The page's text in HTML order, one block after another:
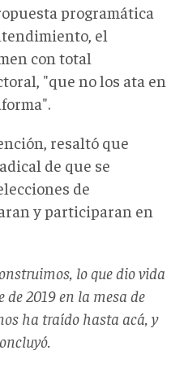
programática
el
con total
"que no los ata en
resaltó que
de que se
de
y participaran en
lo que dio vida
de 2019 en la mesa de
ha traído hasta acá, y